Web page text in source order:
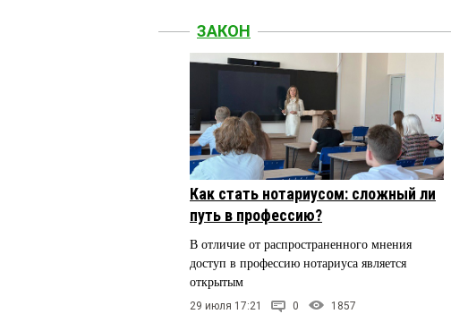
ЗАКОН
Как стать нотариусом: сложный ли
путь в профессию?
В отличие от распространенного мнения
доступ в профессию нотариуса является
открытым
29 июля 17:21 0 1857